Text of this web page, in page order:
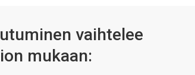
vaihtelee
mukaan: